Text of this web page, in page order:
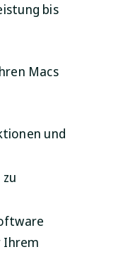
bis
Macs
und
Ihrem